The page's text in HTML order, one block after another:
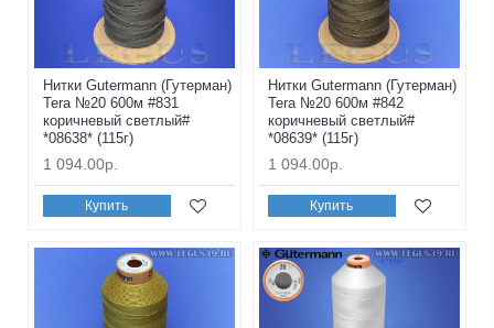
Нитки Gutermann (Гутерман)
Tera №20 600м #831
коричневый светлый#
*08638* (115г)
1 094.00р.
Купить
Нитки Gutermann (Гутерман)
Tera №20 600м #842
коричневый светлый#
*08639* (115г)
1 094.00р.
Купить